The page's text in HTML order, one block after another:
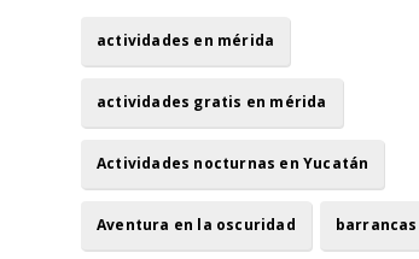
actividades en mérida
actividades gratis en mérida
Actividades nocturnas en Yucatán
Aventura en la oscuridad